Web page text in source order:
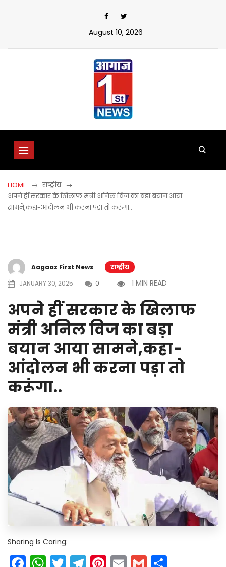
August 10, 2026
HOME
राष्ट्रीय
अपने हीं सरकार के खिलाफ मंत्री अनिल विज का बड़ा बयान आया
सामने,कहा-आंदोलन भी करना पड़ा तो करूंगा..
Aagaaz First News
राष्ट्रीय
JANUARY 30, 2025
0 1 MIN READ
अपने हीं सरकार के खिलाफ
मंत्री अनिल विज का बड़ा
बयान आया सामने,कहा-
आंदोलन भी करना पड़ा तो
करूंगा..
Sharing Is Caring: